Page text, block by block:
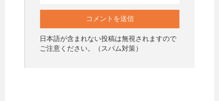
日本語が含まれない投稿は無視されますので
ご注意ください。（スパム対策）